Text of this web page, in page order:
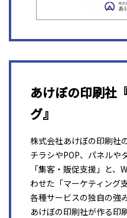
あけぼの印刷社
グ』
株式会社あけぼの印刷社
チラシやPOP、パネルや
「集客・販促支援」と
わせた「マーケティング
各種サービスの独自の強
あけぼの印刷社が作る印